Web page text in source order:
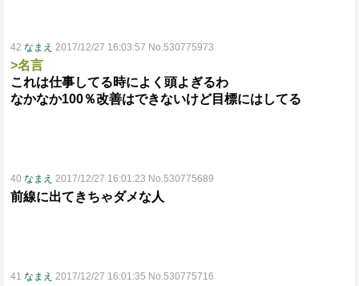
42 なまえ 2017/12/27 16:03:57 No.530775973
>名言
これは仕事してる時によく頭よぎるわ
なかなか100％改善はできないけど目標にはしてる
40 なまえ 2017/12/27 16:01:23 No.530775689
前線に出てきちゃダメな人
41 なまえ 2017/12/27 16:01:35 No.530775716